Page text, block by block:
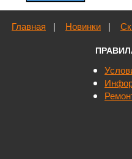
Цена на УПС будет
день различают
Тиристорные ИБП. Эти
деталями –
Главная | Новинки |